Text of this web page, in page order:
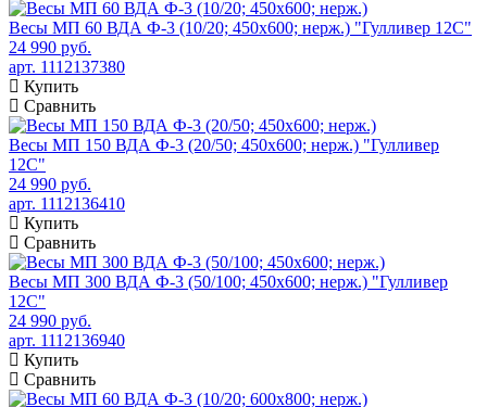
Весы МП 60 ВДА Ф-3 (10/20; 450х600; нерж.) "Гулливер 12С"
24 990 руб.
арт. 1112137380
Купить
Сравнить
Весы МП 150 ВДА Ф-3 (20/50; 450х600; нерж.) "Гулливер
12С"
24 990 руб.
арт. 1112136410
Купить
Сравнить
Весы МП 300 ВДА Ф-3 (50/100; 450х600; нерж.) "Гулливер
12С"
24 990 руб.
арт. 1112136940
Купить
Сравнить